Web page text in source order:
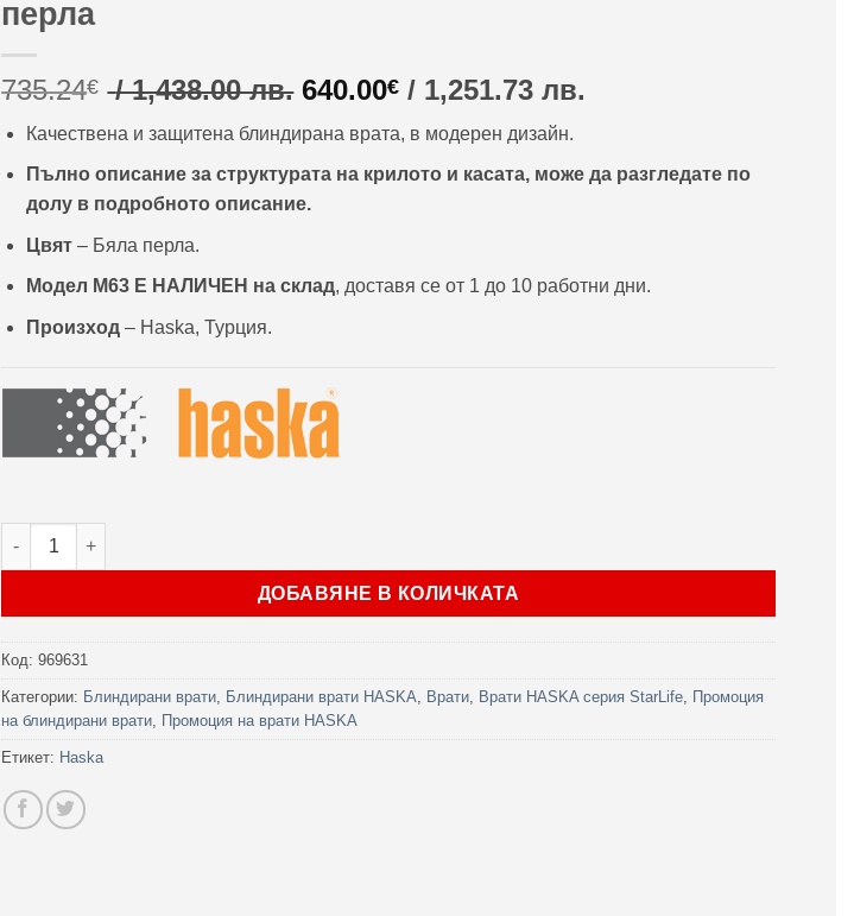
перла
735.24€ / 1,438.00 лв. Original
was:
735.24€
/
640.00€ / 1,251.73 лв.
640.00€
Качествена и защитена блиндирана врата, в модерен дизайн.
Пълно описание за структурата на крилото и касата, може да разгледате по
долу в подробното описание.
Цвят– Бяла перла.
Модел М63 Е НАЛИЧЕН на склад, доставя се от 1 до 10 работни дни.
Произход– Haska, Турция.
количество за Врата Haska серия StarLife модел М62 Бяла перла
ДОБАВЯНЕ В КОЛИЧКАТА
Код:969631
Категории: Блиндирани врати Блиндирани врати HASKA Врати Врати HASKA серия StarLife Промоция
на блиндирани врати Промоция на врати HASKA
Етикет: Haska